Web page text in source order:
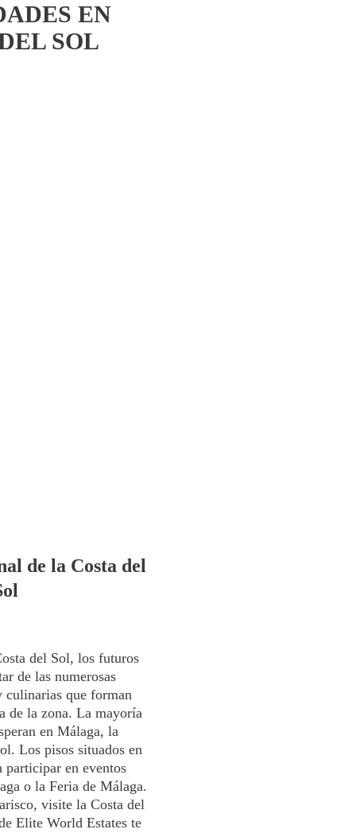
EN
SOL
de la Costa del
del Sol, los futuros
de las numerosas
culinarias que forman
de la zona. La mayoría
en Málaga, la
Los pisos situados en
participar en eventos
o la Feria de Málaga.
visite la Costa del
Elite World Estates te